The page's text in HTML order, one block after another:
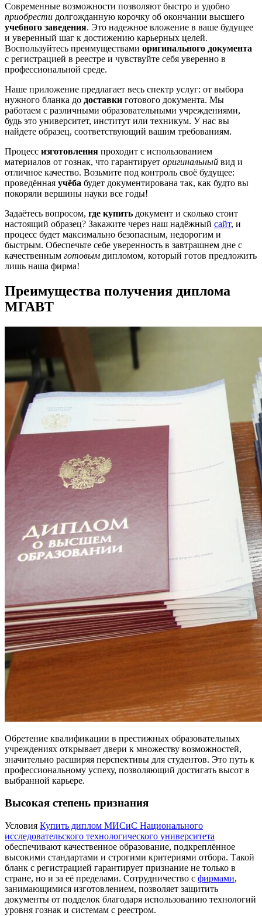
Современные возможности позволяют быстро и удобно
приобрести долгожданную корочку об окончании высшего
учебного заведения. Это надежное вложение в ваше будущее
и уверенный шаг к достижению карьерных целей.
Воспользуйтесь преимуществами оригинального документа
с регистрацией в реестре и чувствуйте себя уверенно в
профессиональной среде.
Наше приложение предлагает весь спектр услуг: от выбора
нужного бланка до доставки готового документа. Мы
работаем с различными образовательными учреждениями,
будь это университет, институт или техникум. У нас вы
найдете образец, соответствующий вашим требованиям.
Процесс изготовления проходит с использованием
материалов от гознак, что гарантирует оригинальный вид и
отличное качество. Возьмите под контроль своё будущее:
проведённая учёба будет документирована так, как будто вы
покоряли вершины науки все годы!
Задаётесь вопросом, где купить документ и сколько стоит
настоящий образец? Закажите через наш надёжный сайт, и
процесс будет максимально безопасным, недорогим и
быстрым. Обеспечьте себе уверенность в завтрашнем дне с
качественным готовым дипломом, который готов предложить
лишь наша фирма!
Преимущества получения диплома
МГАВТ
Обретение квалификации в престижных образовательных
учреждениях открывает двери к множеству возможностей,
значительно расширяя перспективы для студентов. Это путь к
профессиональному успеху, позволяющий достигать высот в
выбранной карьере.
Высокая степень признания
Условия Купить диплом МИСиС Национального
исследовательского технологического университета
обеспечивают качественное образование, подкреплённое
высокими стандартами и строгими критериями отбора. Такой
бланк с регистрацией гарантирует признание не только в
стране, но и за её пределами. Сотрудничество с фирмами,
занимающимися изготовлением, позволяет защитить
документы от подделок благодаря использованию технологий
уровня гознак и системам с реестром.